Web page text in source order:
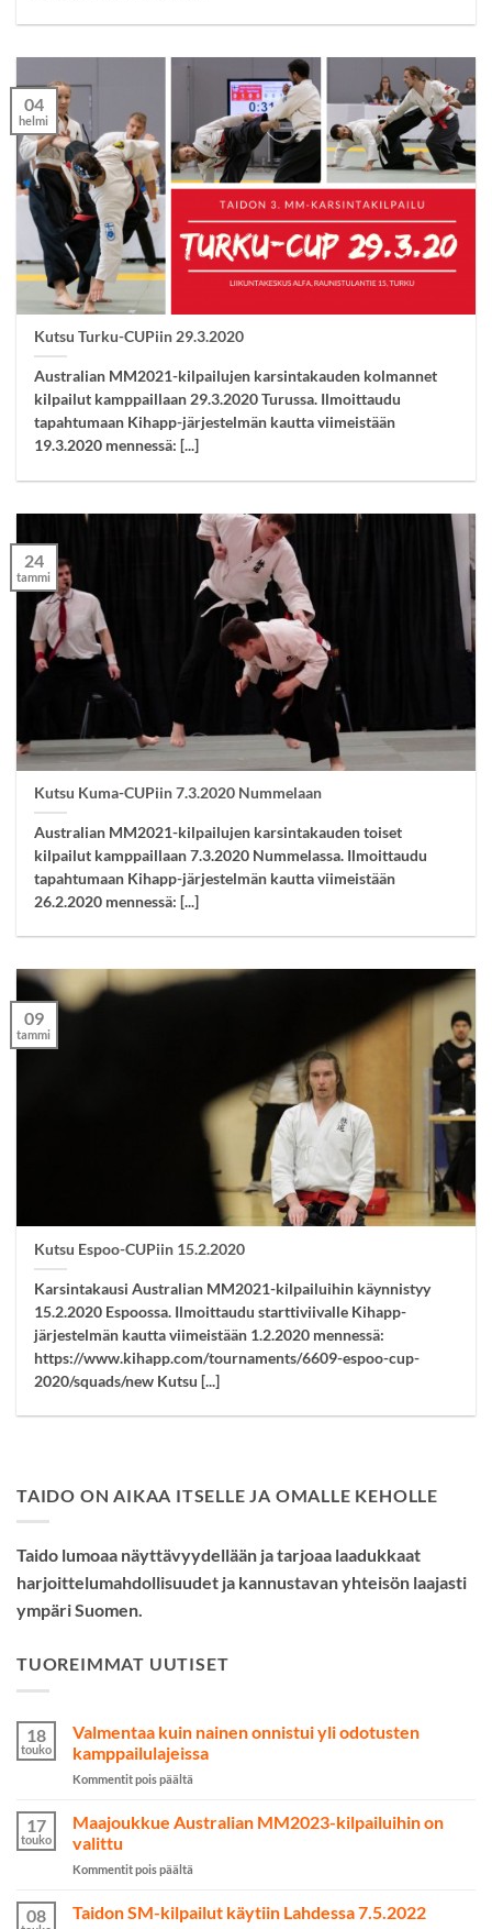
Kutsu Turku-CUPiin 29.3.2020
Australian MM2021-kilpailujen karsintakauden kolmannet
kilpailut kamppaillaan 29.3.2020 Turussa. Ilmoittaudu
tapahtumaan Kihapp-järjestelmän kautta viimeistään
19.3.2020 mennessä: [...]
04
helmi
Kutsu Kuma-CUPiin 7.3.2020 Nummelaan
Australian MM2021-kilpailujen karsintakauden toiset
kilpailut kamppaillaan 7.3.2020 Nummelassa. Ilmoittaudu
tapahtumaan Kihapp-järjestelmän kautta viimeistään
26.2.2020 mennessä: [...]
24
tammi
Kutsu Espoo-CUPiin 15.2.2020
Karsintakausi Australian MM2021-kilpailuihin käynnistyy
15.2.2020 Espoossa. Ilmoittaudu starttiviivalle Kihapp-
järjestelmän kautta viimeistään 1.2.2020 mennessä:
https://www.kihapp.com/tournaments/6609-espoo-cup-
2020/squads/new Kutsu [...]
09
tammi
TAIDO ON AIKAA ITSELLE JA OMALLE KEHOLLE
Taido lumoaa näyttävyydellään ja tarjoaa laadukkaat
harjoittelumahdollisuudet ja kannustavan yhteisön laajasti
ympäri Suomen.
TUOREIMMAT UUTISET
18
touko
Valmentaa kuin nainen onnistui yli odotusten
kamppailulajeissa
Kommentit pois päältä
kuin
nainen
kamppailulajeissa
17
touko
Maajoukkue Australian MM2023-kilpailuihin on
valittu
Kommentit pois päältä
Australian
MM2023-
08 Taidon SM-kilpailut käytiin Lahdessa 7.5.2022